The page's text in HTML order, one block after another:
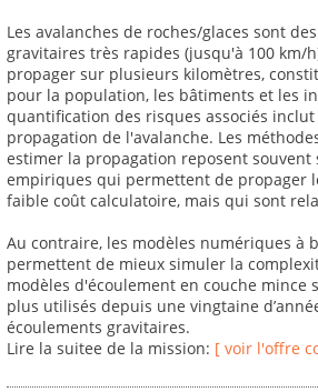
Les avalanches de roches/glaces sont
gravitaires très rapides (jusqu'à 100 km/
propager sur plusieurs kilomètres,
pour la population, les bâtiments et les
quantification des risques associés
propagation de l'avalanche. Les
estimer la propagation reposent souvent
empiriques qui permettent de propager
faible coût calculatoire, mais qui sont
Au contraire, les modèles numériques à
permettent de mieux simuler la
modèles d'écoulement en couche mince
plus utilisés depuis une vingtaine
écoulements gravitaires.
Lire la suitee de la mission: [ voir l'offre